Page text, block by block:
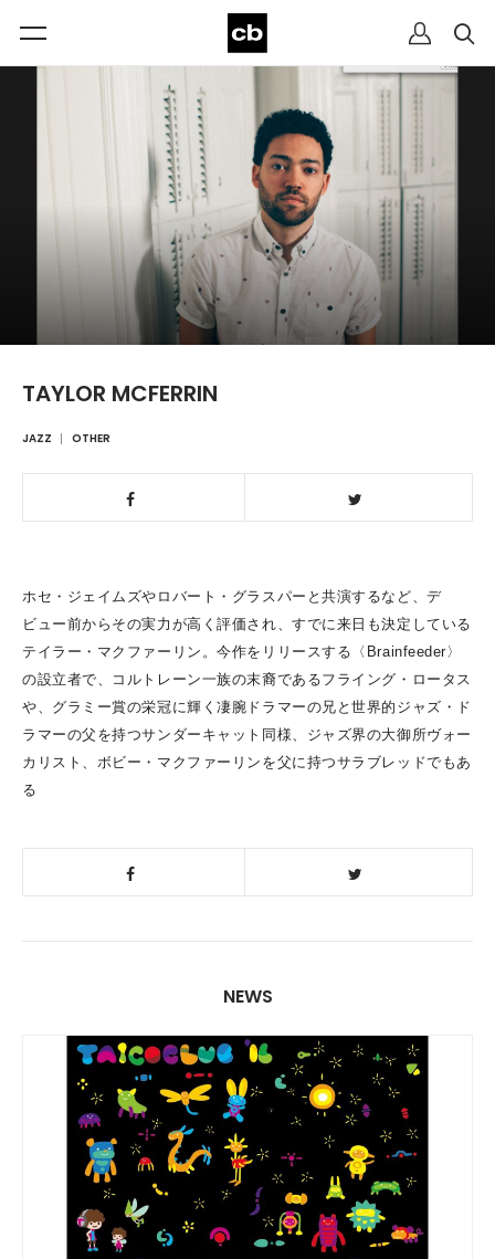
TAYLOR MCFERRIN
JAZZ OTHER
ホセ・ジェイムズやロバート・グラスパーと共演するなど、デ
ビュー前からその実力が高く評価され、すでに来日も決定している
テイラー・マクファーリン。今作をリリースする〈Brainfeeder〉
の設立者で、コルトレーン一族の末裔であるフライング・ロータス
や、グラミー賞の栄冠に輝く凄腕ドラマーの兄と世界的ジャズ・ド
ラマーの父を持つサンダーキャット同様、ジャズ界の大御所ヴォー
カリスト、ボビー・マクファーリンを父に持つサラブレッドでもあ
る
NEWS